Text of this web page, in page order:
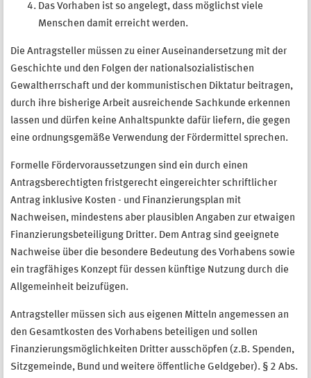
Das Vorhaben ist so angelegt, dass möglichst viele
Menschen damit erreicht werden.
Die Antragsteller müssen zu einer Auseinandersetzung mit der
Geschichte und den Folgen der nationalsozialistischen
Gewaltherrschaft und der kommunistischen Diktatur beitragen,
durch ihre bisherige Arbeit ausreichende Sachkunde erkennen
lassen und dürfen keine Anhaltspunkte dafür liefern, die gegen
eine ordnungsgemäße Verwendung der Fördermittel sprechen.
Formelle Fördervoraussetzungen sind ein durch einen
Antragsberechtigten fristgerecht eingereichter schriftlicher
Antrag inklusive Kosten - und Finanzierungsplan mit
Nachweisen, mindestens aber plausiblen Angaben zur etwaigen
Finanzierungsbeteiligung Dritter. Dem Antrag sind geeignete
Nachweise über die besondere Bedeutung des Vorhabens sowie
ein tragfähiges Konzept für dessen künftige Nutzung durch die
Allgemeinheit beizufügen.
Antragsteller müssen sich aus eigenen Mitteln angemessen an
den Gesamtkosten des Vorhabens beteiligen und sollen
Finanzierungsmöglichkeiten Dritter ausschöpfen (z.B. Spenden,
Sitzgemeinde, Bund und weitere öffentliche Geldgeber). § 2 Abs.